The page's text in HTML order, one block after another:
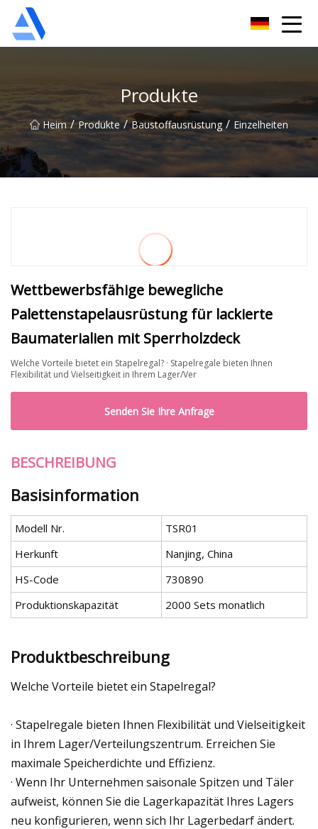
Produkte
Heim / Produkte / Baustoffausrüstung / Einzelheiten
Wettbewerbsfähige bewegliche
Palettenstapelausrüstung für lackierte
Baumaterialien mit Sperrholzdeck
Welche Vorteile bietet ein Stapelregal? · Stapelregale bieten Ihnen
Flexibilität und Vielseitigkeit in Ihrem Lager/Ver
Senden Sie Ihre Anfrage
BESCHREIBUNG
Basisinformation
Modell Nr.
TSR01
Herkunft
Nanjing, China
HS-Code
730890
Produktionskapazität
2000 Sets monatlich
Produktbeschreibung
Welche Vorteile bietet ein Stapelregal?
· Stapelregale bieten Ihnen Flexibilität und Vielseitigkeit
in Ihrem Lager/Verteilungszentrum. Erreichen Sie
maximale Speicherdichte und Effizienz.
· Wenn Ihr Unternehmen saisonale Spitzen und Täler
aufweist, können Sie die Lagerkapazität Ihres Lagers
neu konfigurieren, wenn sich Ihr Lagerbedarf ändert.